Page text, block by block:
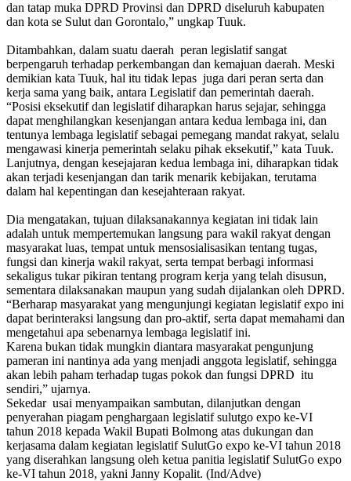
dan tatap muka DPRD Provinsi dan DPRD diseluruh kabupaten
dan kota se Sulut dan Gorontalo,” ungkap Tuuk.
Ditambahkan, dalam suatu daerah peran legislatif sangat
berpengaruh terhadap perkembangan dan kemajuan daerah. Meski
demikian kata Tuuk, hal itu tidak lepas juga dari peran serta dan
kerja sama yang baik, antara Legislatif dan pemerintah daerah.
“Posisi eksekutif dan legislatif diharapkan harus sejajar, sehingga
dapat menghilangkan kesenjangan antara kedua lembaga ini, dan
tentunya lembaga legislatif sebagai pemegang mandat rakyat, selalu
mengawasi kinerja pemerintah selaku pihak eksekutif,” kata Tuuk.
Lanjutnya, dengan kesejajaran kedua lembaga ini, diharapkan tidak
akan terjadi kesenjangan dan tarik menarik kebijakan, terutama
dalam hal kepentingan dan kesejahteraan rakyat.
Dia mengatakan, tujuan dilaksanakannya kegiatan ini tidak lain
adalah untuk mempertemukan langsung para wakil rakyat dengan
masyarakat luas, tempat untuk mensosialisasikan tentang tugas,
fungsi dan kinerja wakil rakyat, serta tempat berbagi informasi
sekaligus tukar pikiran tentang program kerja yang telah disusun,
sementara dilaksanakan maupun yang sudah dijalankan oleh DPRD.
“Berharap masyarakat yang mengunjungi kegiatan legislatif expo ini
dapat berinteraksi langsung dan pro-aktif, serta dapat memahami dan
mengetahui apa sebenarnya lembaga legislatif ini.
Karena bukan tidak mungkin diantara masyarakat pengunjung
pameran ini nantinya ada yang menjadi anggota legislatif, sehingga
akan lebih paham terhadap tugas pokok dan fungsi DPRD itu
sendiri,” ujarnya.
Sekedar usai menyampaikan sambutan, dilanjutkan dengan
penyerahan piagam penghargaan legislatif sulutgo expo ke-VI
tahun 2018 kepada Wakil Bupati Bolmong atas dukungan dan
kerjasama dalam kegiatan legislatif SulutGo expo ke-VI tahun 2018
yang diserahkan langsung oleh ketua panitia legislatif SulutGo expo
ke-VI tahun 2018, yakni Janny Kopalit. (Ind/Adve)